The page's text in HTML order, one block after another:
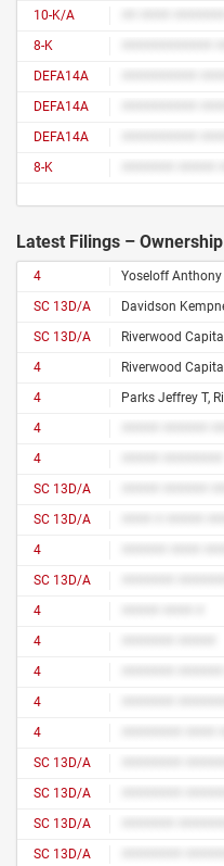
10-K/A
8-K
DEFA14A
DEFA14A
DEFA14A
8-K
Latest Filings – Ownership
4
SC 13D/A
SC 13D/A
4
4
4
4
SC 13D/A
SC 13D/A
4
SC 13D/A
4
4
4
4
4
SC 13D/A
SC 13D/A
SC 13D/A
SC 13D/A